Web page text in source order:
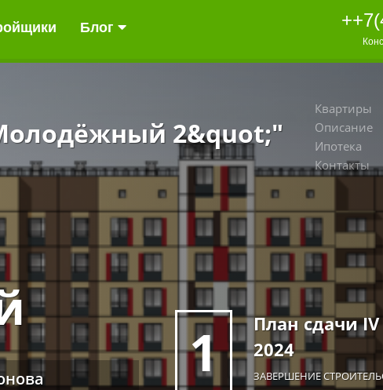
Блог
2&quot;"
Квартиры
Описание
Ипотека
Контакты
1
План сдачи
2024
ЗАВЕРШЕНИЕ